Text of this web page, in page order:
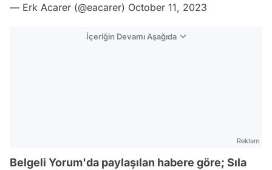
— Erk Acarer (@eacarer) October 11, 2023
İçeriğin Devamı Aşağıda
Reklam
Belgeli Yorum'da paylaşılan habere göre; Sıla